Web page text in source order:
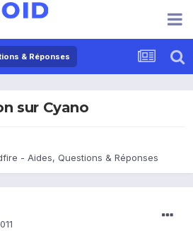
& Réponses
sur Cyano
- Aides, Questions & Réponses